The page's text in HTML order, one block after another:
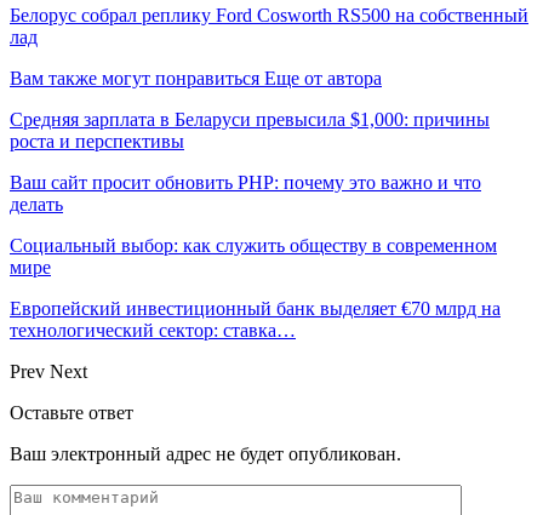
Белорус собрал реплику Ford Cosworth RS500 на собственный
лад
Вам также могут понравиться Еще от автора
Средняя зарплата в Беларуси превысила $1,000: причины
роста и перспективы
Ваш сайт просит обновить PHP: почему это важно и что
делать
Социальный выбор: как служить обществу в современном
мире
Европейский инвестиционный банк выделяет €70 млрд на
технологический сектор: ставка…
Prev Next
Оставьте ответ
Ваш электронный адрес не будет опубликован.